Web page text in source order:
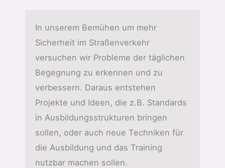
In unserem Bemühen um mehr
Sicherheit im Straßenverkehr
versuchen wir Probleme der täglichen
Begegnung zu erkennen und zu
verbessern. Daraus entstehen
Projekte und Ideen, die z.B. Standards
in Ausbildungsstrukturen bringen
sollen, oder auch neue Techniken für
die Ausbildung und das Training
nutzbar machen sollen.